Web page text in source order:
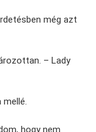
még azt
– Lady
hogy nem